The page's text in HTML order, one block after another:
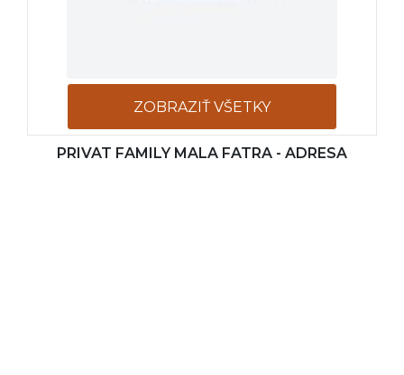
ZOBRAZIŤ VŠETKY
FOTOGRAFIE
PRIVAT FAMILY MALA FATRA - ADRESA